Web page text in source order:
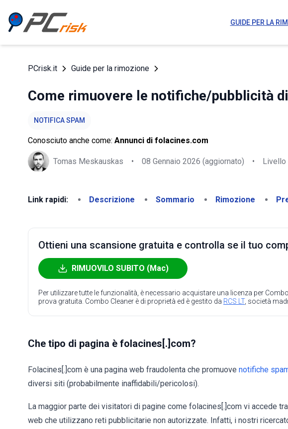
GUIDE PER LA
PCrisk.it Guide per la rimozione
Come rimuovere le notifiche/pubblicità
NOTIFICA SPAM
Conosciuto anche come: Annunci di folacines.com
Tomas Meskauskas • 08 Gennaio 2026 (aggiornato) • Livello
Link rapidi: Descrizione Sommario Rimozione
Ottieni una scansione gratuita e controlla se il tuo
RIMUOVILO SUBITO (Mac)
Per utilizzare tutte le funzionalità, è necessario acquistare una licenza per
prova gratuita. Combo Cleaner è di proprietà ed è gestito da RCS LT, società
Che tipo di pagina è folacines[.]com?
Folacines[.]com è una pagina web fraudolenta che promuove notifiche
diversi siti (probabilmente inaffidabili/pericolosi).
La maggior parte dei visitatori di pagine come folacines[.]com vi accede
web che utilizzano reti pubblicitarie non autorizzate. Infatti, i nostri